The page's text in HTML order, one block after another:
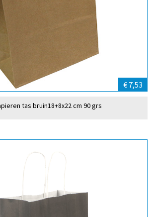
€ 7,53
tas bruin18+8x22 cm 90 grs